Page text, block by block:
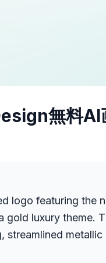
無料AI
logo featuring the
gold luxury theme.
streamlined
from the